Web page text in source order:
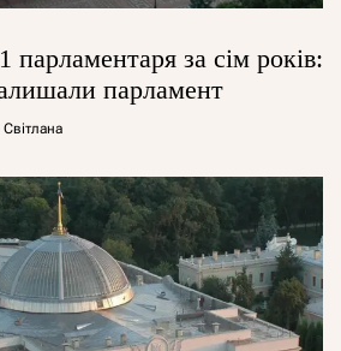
парламентаря за сім років:
парламент